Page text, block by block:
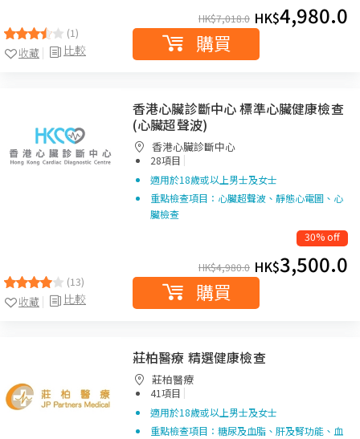
(1)
比較
收藏
HK$7,018.0 HK$4,980.0
購買
(13)
比較
收藏
香港心臟診斷中心 標準心臟健康檢查
(心臟超聲波)
香港心臟診斷中心
28項目 |
適用於18歲或以上男士及女士
重點檢查項目：心臟超聲波、靜態心電圖、心
臟檢查
30% off
HK$4,980.0 HK$3,500.0
購買
莊柏醫療 精選健康檢查
莊柏醫療
41項目 |
適用於18歲或以上男士及女士
重點檢查項目：糖尿及血脂、肝及腎功能、血